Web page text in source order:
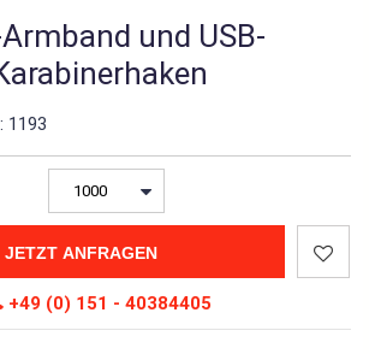
Armband und USB-
1193
JETZT ANFRAGEN
+49 (0) 151 - 40384405